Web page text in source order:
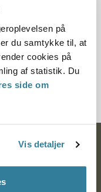
på
du samtykke til, at
cookies på
af statistik. Du
side om
Vis detaljer